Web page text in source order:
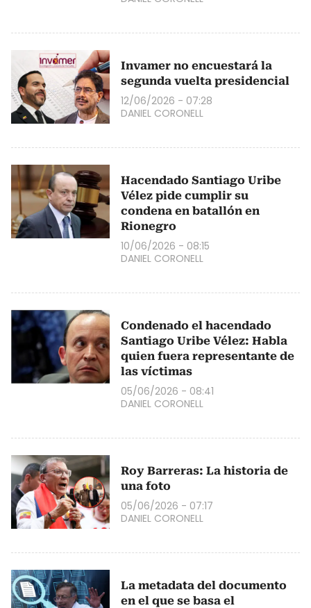
Invamer no encuestará la
segunda vuelta presidencial
12/06/2026 - 07:28
DANIEL CORONELL
Hacendado Santiago Uribe
Vélez pide cumplir su
condena en batallón en
Rionegro
10/06/2026 - 08:15
DANIEL CORONELL
Condenado el hacendado
Santiago Uribe Vélez: Habla
quien fuera representante de
las víctimas
05/06/2026 - 08:41
DANIEL CORONELL
Roy Barreras: La historia de
una foto
05/06/2026 - 07:17
DANIEL CORONELL
La metadata del documento
en el que se basa el